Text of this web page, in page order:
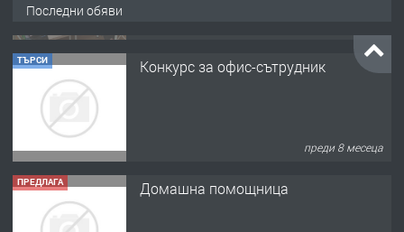
Последни обяви
ТЪРСИ
ПРЕДЛАГА